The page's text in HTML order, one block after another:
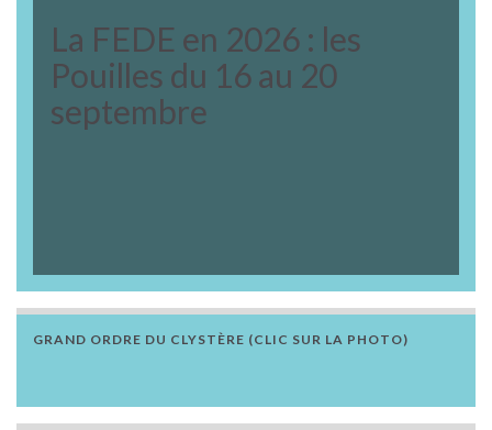
La FEDE en 2026 : les
Pouilles du 16 au 20
septembre
GRAND ORDRE DU CLYSTÈRE (CLIC SUR LA PHOTO)